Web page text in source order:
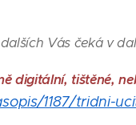
Vás čeká v
digitální, tištěné,
1187/tridni-